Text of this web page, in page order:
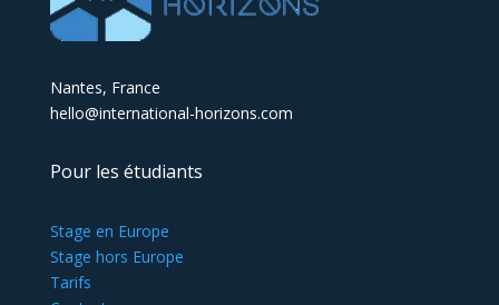
Nantes, France
hello@international-horizons.com
Pour les étudiants
Stage en Europe
Stage hors Europe
Tarifs